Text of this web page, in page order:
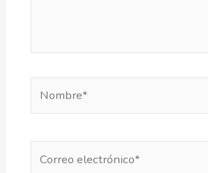
electrónico*